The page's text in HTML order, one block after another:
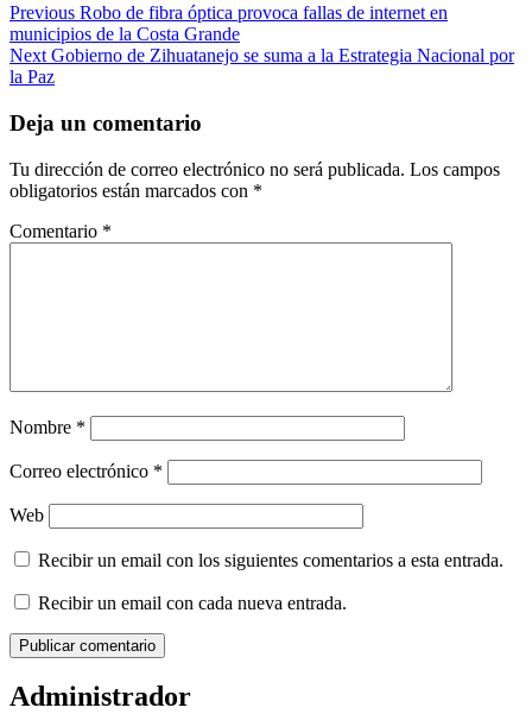
Post
navigation
Previous Robo de fibra óptica provoca fallas de internet en
municipios de la Costa Grande
Next Gobierno de Zihuatanejo se suma a la Estrategia Nacional por
la Paz
Deja un comentario
Tu dirección de correo electrónico no será publicada. Los campos
obligatorios están marcados con *
Comentario *
Nombre *
Correo electrónico *
Web
Recibir un email con los siguientes comentarios a esta entrada.
Recibir un email con cada nueva entrada.
Administrador